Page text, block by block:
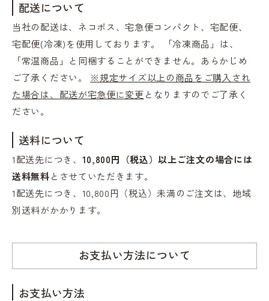
配送について
当社の配送は、ネコポス、宅急便コンパクト、宅配便、
宅配便(冷凍)を使用しております。 「冷凍商品」は、
「常温商品」と同梱することができません。あらかじめ
ご了承ください。 ※規定サイズ以上の商品をご購入され
た場合は、配送が宅急便に変更 となりますのでご了承く
ださい。
送料について
1配送先につき、 10,800円（税込）以上ご注文の場合には
送料無料とさせていただきます。
1配送先につき、10,800円（税込）未満のご注文は、地域
別送料がかかります。
お支払い方法について
お支払い方法